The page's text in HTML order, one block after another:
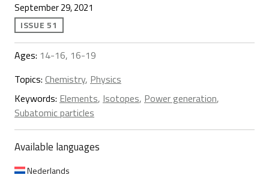
September 29, 2021
ISSUE 51
Ages: 14-16, 16-19
Topics: Chemistry, Physics
Keywords: Elements, Isotopes, Power generation,
Subatomic particles
Available languages
Nederlands